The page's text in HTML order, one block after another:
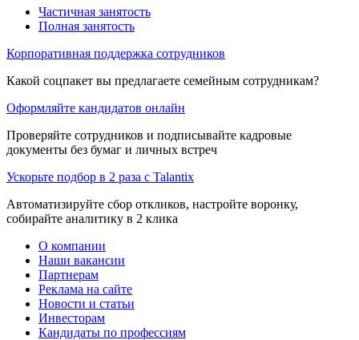
Частичная занятость
Полная занятость
Корпоративная поддержка сотрудников
Какой соцпакет вы предлагаете семейным сотрудникам?
Оформляйте кандидатов онлайн
Проверяйте сотрудников и подписывайте кадровые
документы без бумаг и личных встреч
Ускорьте подбор в 2 раза с Talantix
Автоматизируйте сбор откликов, настройте воронку,
собирайте аналитику в 2 клика
О компании
Наши вакансии
Партнерам
Реклама на сайте
Новости и статьи
Инвесторам
Кандидаты по профессиям